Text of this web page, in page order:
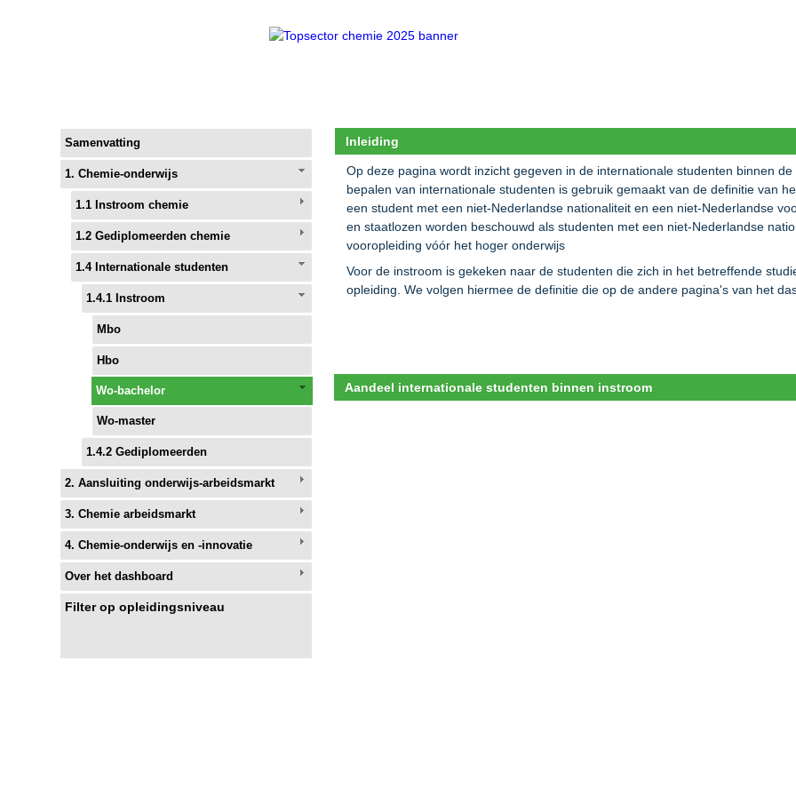
Samenvatting
1. Chemie-onderwijs
1.1 Instroom chemie
1.2 Gediplomeerden chemie
1.4 Internationale studenten
1.4.1 Instroom
Mbo
Hbo
Wo-bachelor
Wo-master
1.4.2 Gediplomeerden
2. Aansluiting onderwijs-arbeidsmarkt
3. Chemie arbeidsmarkt
4. Chemie-onderwijs en -innovatie
Over het dashboard
Filter op opleidingsniveau
Inleiding
Op deze pagina wordt inzicht gegeven in de internationale studenten binnen
bepalen van internationale studenten is gebruik gemaakt van de definitie van
een student met een niet-Nederlandse nationaliteit en een niet-Nederlandse
en staatlozen worden beschouwd als studenten met een niet-Nederlandse
vooropleiding vóór het hoger onderwijs
Voor de instroom is gekeken naar de studenten die zich in het betreffende
opleiding. We volgen hiermee de definitie die op de andere pagina's van het
Aandeel internationale studenten binnen instroom